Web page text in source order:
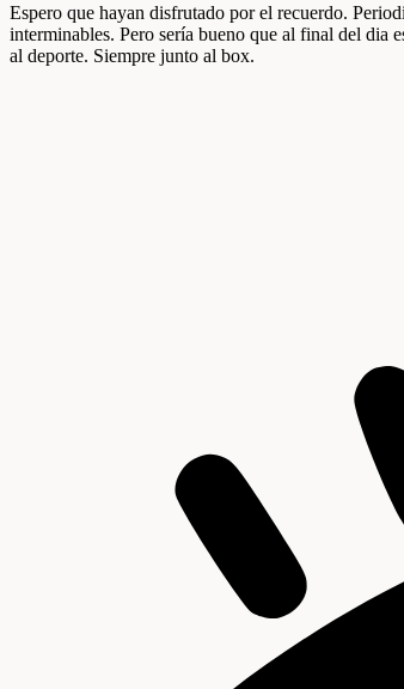
Espero que hayan disfrutado por el recuerdo.
interminables. Pero sería bueno que al final del dia
al deporte. Siempre junto al box.